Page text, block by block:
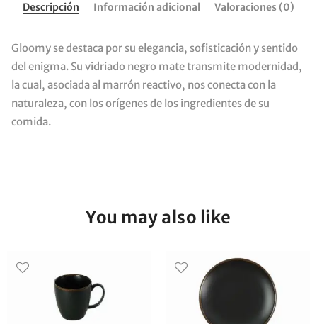
Descripción Información adicional Valoraciones (0)
Gloomy se destaca por su elegancia, sofisticación y sentido
del enigma. Su vidriado negro mate transmite modernidad,
la cual, asociada al marrón reactivo, nos conecta con la
naturaleza, con los orígenes de los ingredientes de su
comida.
You may also like